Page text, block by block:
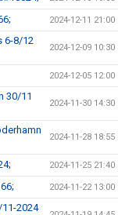
2024-12-11 21:00
6-8/12
2024-12-09 10:30
2024-12-05 12:00
30/11
2024-11-30 14:30
2024-11-28 18:55
2024-11-25 21:40
2024-11-22 13:00
2024